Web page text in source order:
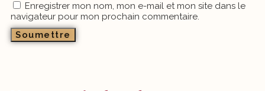
Enregistrer mon nom, mon e-mail et mon site dans le
navigateur pour mon prochain commentaire.